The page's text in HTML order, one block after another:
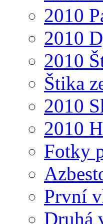
2010
2010
2010
Štika
2010
2010
Fotky
První
Druhá